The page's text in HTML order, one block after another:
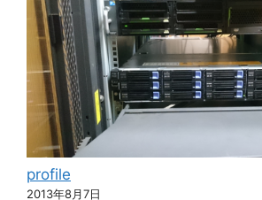
profile
2013年8月7日